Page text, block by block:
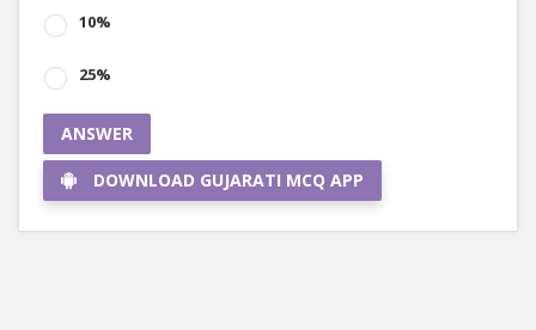
10%
25%
ANSWER
DOWNLOAD GUJARATI MCQ APP